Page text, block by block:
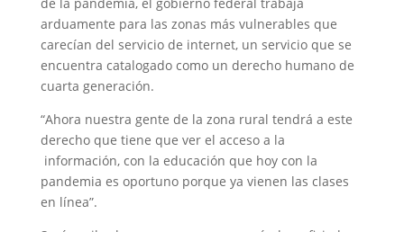
arduamente para las zonas más vulnerables que
carecían del servicio de internet, un servicio que se
encuentra catalogado como un derecho humano de
cuarta generación.
“Ahora nuestra gente de la zona rural tendrá a este
derecho que tiene que ver el acceso a la
información, con la educación que hoy con la
pandemia es oportuno porque ya vienen las clases
en línea”.